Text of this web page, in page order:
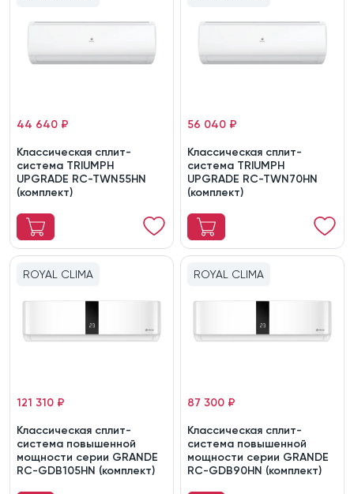
Классическая сплит-
система TRIUMPH
UPGRADE RC-TWN55HN
(комплект)
44 640 ₽
Классическая сплит-
система TRIUMPH
UPGRADE RC-TWN70HN
(комплект)
56 040 ₽
ROYAL CLIMA
Классическая сплит-
система повышенной
мощности серии GRANDE
RC-GDB105HN (комплект)
121 310 ₽
ROYAL CLIMA
Классическая сплит-
система повышенной
мощности серии GRANDE
RC-GDB90HN (комплект)
87 300 ₽